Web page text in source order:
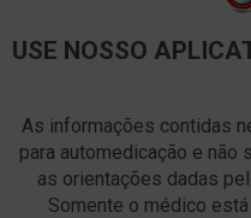
USE NOSSO
As informações contidas
para automedicação e não
as orientações dadas
Somente o médico